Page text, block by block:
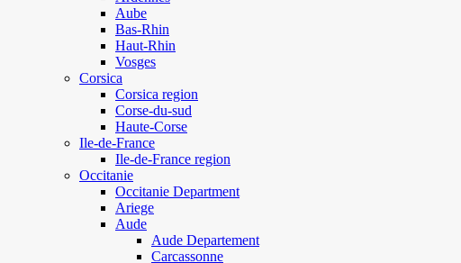
Aube
Bas-Rhin
Haut-Rhin
Vosges
Corsica
Corsica region
Corse-du-sud
Haute-Corse
Ile-de-France
Ile-de-France region
Occitanie
Occitanie Department
Ariege
Aude
Aude Departement
Carcassonne